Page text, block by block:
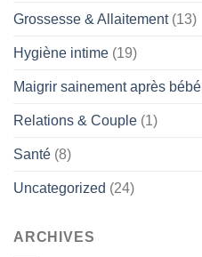
Grossesse & Allaitement(13)
Hygiène intime (19)
Maigrir sainement après bébé
Relations & Couple (1)
Santé (8)
Uncategorized (24)
ARCHIVES